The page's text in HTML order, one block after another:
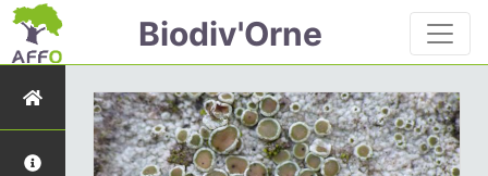
Biodiv'Orne